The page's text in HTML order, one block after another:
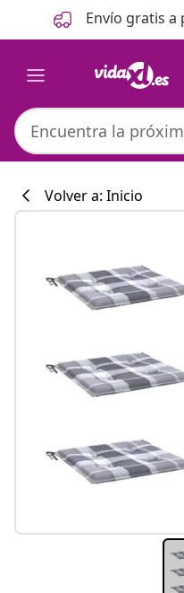
Anterior
Siguiente Envío gratis a
Volver a: Inicio